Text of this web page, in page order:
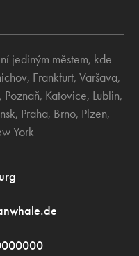
jediným městem, kde
, Frankfurt, Varšava,
Poznaň, Katovice, Lublin,
, Praha, Brno, Plzen,
York